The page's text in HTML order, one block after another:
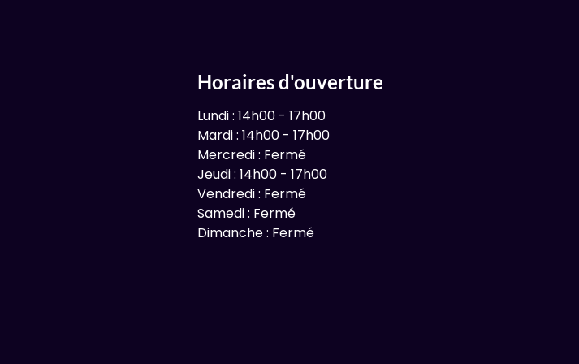
Horaires d'ouverture
Lundi : 14h00 - 17h00
Mardi : 14h00 - 17h00
Mercredi : Fermé
Jeudi : 14h00 - 17h00
Vendredi : Fermé
Samedi : Fermé
Dimanche : Fermé